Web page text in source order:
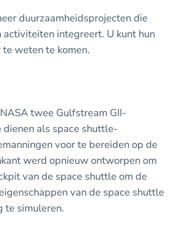
duurzaamheidsprojecten die
activiteiten integreert. U kunt hun
weten te komen.
twee Gulfstream GII-
als space shuttle-
voor te bereiden op de
werd opnieuw ontworpen om
van de space shuttle om de
van de space shuttle
te simuleren.